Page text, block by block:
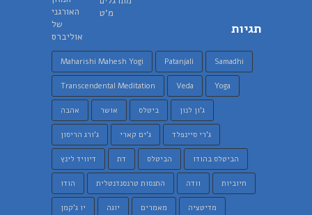
תגיות
Maharishi Mahesh Yogi Patanjali Samadhi
Transcendental Meditation Veda Yoga
אהבה אושר ביטלס ג'ון לנון
ג'ורג הריסון ג'ים קארי ג'רי סיינפלד
דיוויד לינץ דת הביטלס הביטלס בהודו
הודו התנסות טרנסנדנטלית וודה חיוביות
יו ג'קמן יוגה מאמרים מדיטציה